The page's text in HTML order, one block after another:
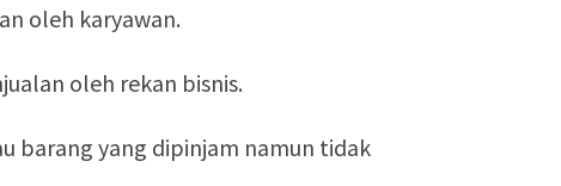
oleh karyawan.
oleh rekan bisnis.
barang yang dipinjam namun tidak